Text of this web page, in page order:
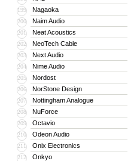
199 Nagaoka
200 Naim Audio
201 Neat Acoustics
202 NeoTech Cable
203 Next Audio
204 Nime Audio
205 Nordost
206 NorStone Design
207 Nottingham Analogue
208 NuForce
209 Octavio
210 Odeon Audio
211 Onix Electronics
212 Onkyo